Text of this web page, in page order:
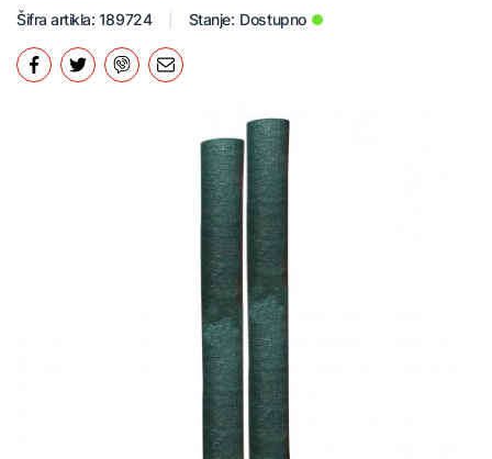
Šifra artikla: 189724 Stanje: Dostupno